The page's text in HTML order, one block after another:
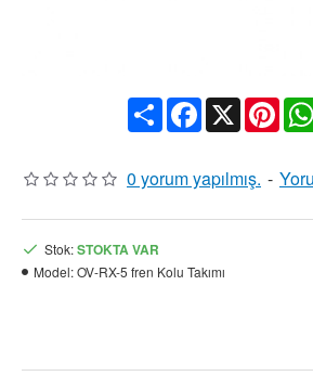
ShareFacebook
X
0 yorum yapılmış. -
Stok:STOKTA VAR
Model:OV-RX-5 fren Kolu Takımı